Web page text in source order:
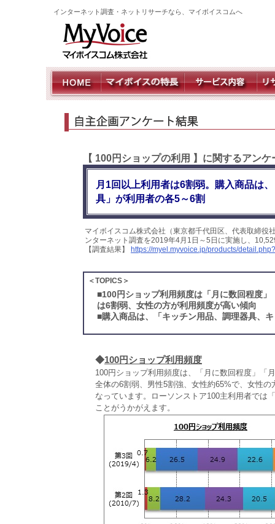
インターネット調査・ネットリサーチなら、マイボイスコムへ
【 100円ショップの利用 】に関するアン
月1回以上利用者は6割弱。購入商品は
具」が利用者の各5～6割
マイボイスコム株式会社（東京都千代田区、代表取締
ンターネット調査を2019年4月1日～5日に実施し、
【調査結果】
https://myel.myvoice.jp/products/
＜TOPICS＞
■100円ショップ利用頻度は「月に数回程度
は6割弱、女性の方が利用頻度が高い傾向
■購入商品は、「キッチン用品、調理器具、
◆100円ショップ利用頻度
100円ショップ利用頻度は、「月に数回程度」「
全体の6割弱、男性5割強、女性約65%で、女性
なっています。ローソンストア100主利用者では
ことがうかがえます。